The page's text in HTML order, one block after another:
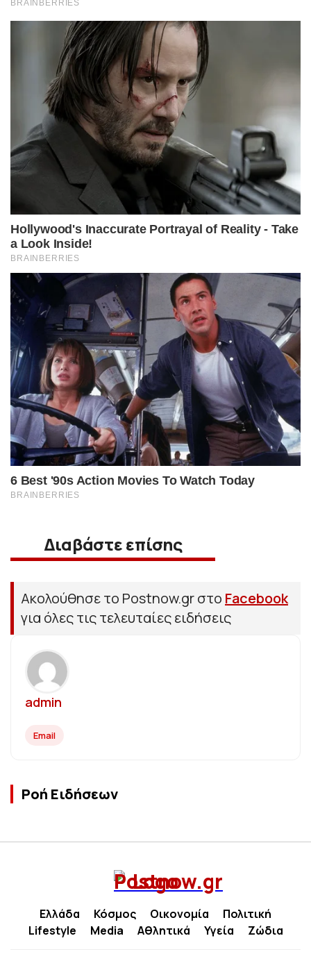
Διαβάστε επίσης
Ακολούθησε το Postnow.gr στο Facebook
για όλες τις τελευταίες ειδήσεις
admin
Email
Ροή Ειδήσεων
Ελλάδα Κόσμος Οικονομία
Πολιτική
Lifestyle
Media Αθλητικά Υγεία Ζώδια